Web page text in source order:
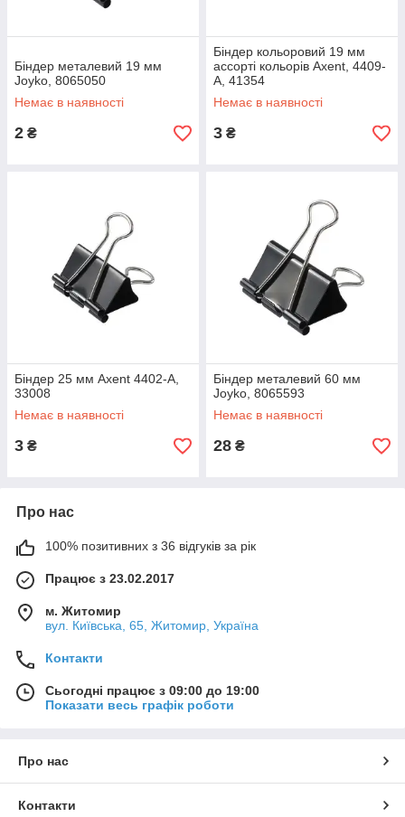
Біндер металевий 19 мм
Joyko, 8065050
Немає в наявності
2 ₴
Біндер кольоровий 19 мм
ассорті кольорів Axent, 4409-
A, 41354
Немає в наявності
3 ₴
Біндер 25 мм Axent 4402-A,
33008
Немає в наявності
3 ₴
Біндер металевий 60 мм
Joyko, 8065593
Немає в наявності
28 ₴
Про нас
100% позитивних з 36 відгуків за рік
Працює з 23.02.2017
м. Житомир
вул. Київська, 65, Житомир, Україна
Контакти
Сьогодні працює з 09:00 до 19:00
Показати весь графік роботи
Про нас
Контакти